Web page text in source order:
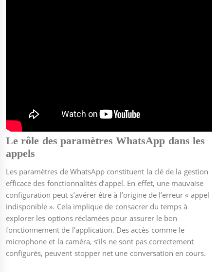
Le rôle des paramètres WhatsApp dans les
appels
Les paramètres de WhatsApp constituent la clé de la gestion
efficace des fonctionnalités d’appel. En effet, une mauvaise
configuration peut s’avérer être à l’origine de l’erreur « appel
indisponible ». Cela implique de consacrer du temps à
explorer les options réclamées pour assurer le bon
fonctionnement de l’application. Des accès comme le
microphone et la caméra, s’ils ne sont pas correctement
configurés, peuvent stopper net une conversation en cours.